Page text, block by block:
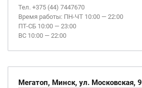
Тел. +375 (44) 7447670
Время работы: ПН-ЧТ 10:00 — 22:00
ПТ-СБ 10:00 — 23:00
ВС 10:00 — 22:00
Мегатоп, Минск, ул. Московская, 9